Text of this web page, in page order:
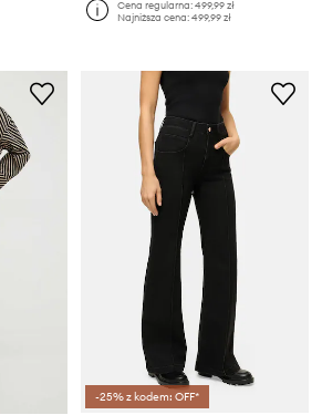
Cena regularna:499,99 zł
Najniższa cena:499,99 zł
-25% z kodem: OFF*